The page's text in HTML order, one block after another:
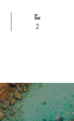
2